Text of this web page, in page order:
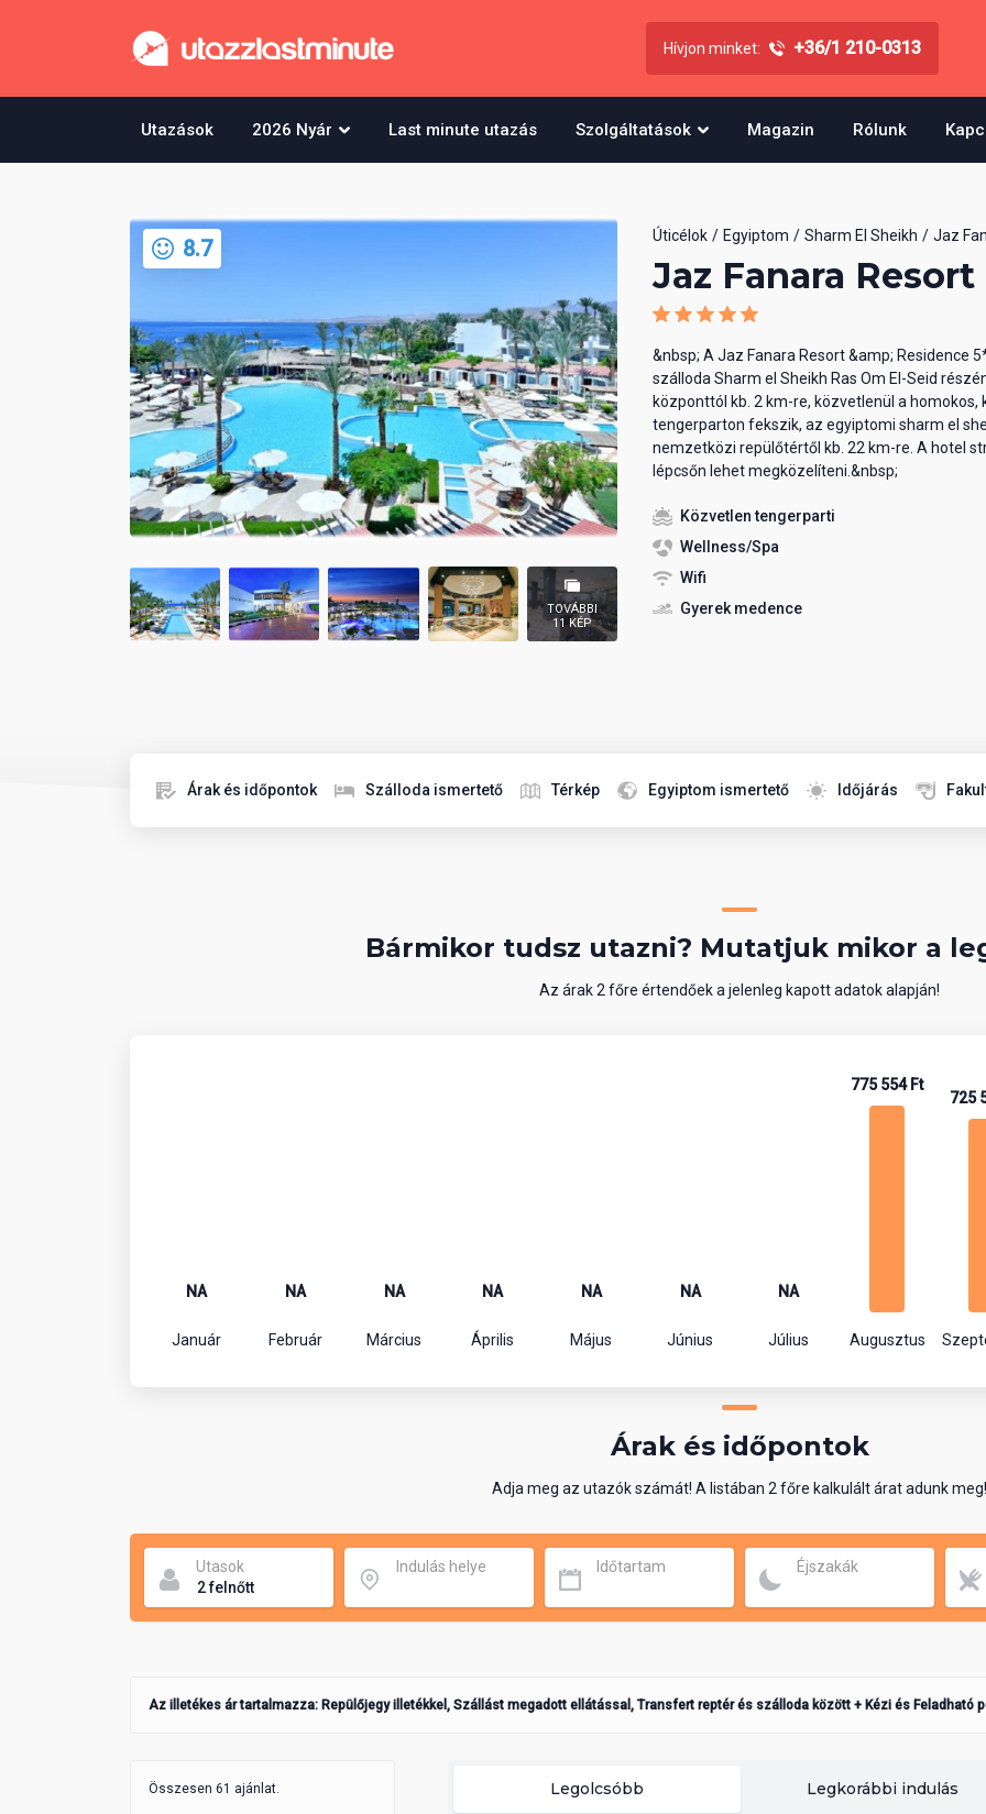
Hívjon minket: +36/1 210-0313
Utazások 2026 Nyár Last minute utazás Szolgáltatások Magazin Rólunk
8.7
TOVÁBBI
11 KÉP
Úticélok Egyiptom Sharm El Sheikh Jaz
Jaz Fanara Resort
&nbsp; A Jaz Fanara Resort &amp; Residence
szálloda Sharm el Sheikh Ras Om El-Seid
központtól kb. 2 km-re, közvetlenül a homokos,
tengerparton fekszik, az egyiptomi sharm el
nemzetközi repülőtértől kb. 22 km-re. A hotel
lépcsőn lehet megközelíteni.&nbsp;
Közvetlen tengerparti
Wellness/Spa
Wifi
Gyerek medence
Árak és időpontok Szálloda ismertető Térkép Egyiptom ismertető Időjárás
Bármikor tudsz utazni? Mutatjuk mikor a
Az árak 2 főre értendőek a jelenleg kapott adatok alapján!
NA
Január
NA
Február
NA
Március
NA
Április
NA
Május
NA
Június
NA
Július
775 554 Ft
Augusztus
725
Árak és időpontok
Adja meg az utazók számát! A listában 2 főre kalkulált árat adunk meg!
Utasok Indulás helye Időtartam Éjszakák
Az illetékes ár tartalmazza: Repülőjegy illetékkel, Szállást megadott ellátással, Transfert reptér és szálloda között + Kézi és Feladható
Összesen 61 ajánlat. Legolcsóbb Legkorábbi indulás